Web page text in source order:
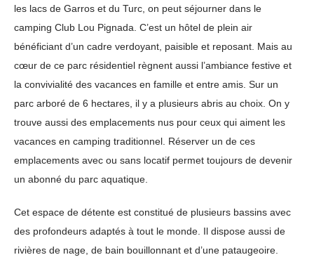
les lacs de Garros et du Turc, on peut séjourner dans le
camping Club Lou Pignada. C’est un hôtel de plein air
bénéficiant d’un cadre verdoyant, paisible et reposant. Mais au
cœur de ce parc résidentiel règnent aussi l’ambiance festive et
la convivialité des vacances en famille et entre amis. Sur un
parc arboré de 6 hectares, il y a plusieurs abris au choix. On y
trouve aussi des emplacements nus pour ceux qui aiment les
vacances en camping traditionnel. Réserver un de ces
emplacements avec ou sans locatif permet toujours de devenir
un abonné du parc aquatique.
Cet espace de détente est constitué de plusieurs bassins avec
des profondeurs adaptés à tout le monde. Il dispose aussi de
rivières de nage, de bain bouillonnant et d’une pataugeoire.